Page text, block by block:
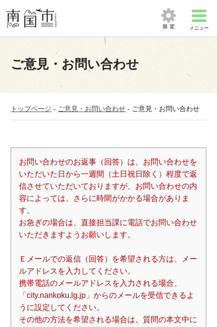
メニュー
ご意見・お問い合わせ
トップページ - ご意見・お問い合わせ - ご意見・お問い合わせ
お問い合わせのお返事（回答）は、お問い合わせを
いただいた日から一週間（土日祝日除く）程度で返
信させていただいておりますが、お問い合わせの内
容によっては、さらに時間がかかる場合がありま
す。
お急ぎの場合は、直接担当課に電話でお問い合わせ
いただきますようお願いします。
Ｅメールでの返信（回答）を希望される方は、メー
ルアドレスを入力してください。
携帯電話のメールアドレスを入力される場合、
「city.nankoku.lg.jp」からのメールを受信できるよ
うに設定してください。
その他の方法を希望される場合は、質問の本文中に